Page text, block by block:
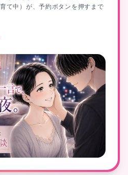
て中）が、予約ボタンを押すまで